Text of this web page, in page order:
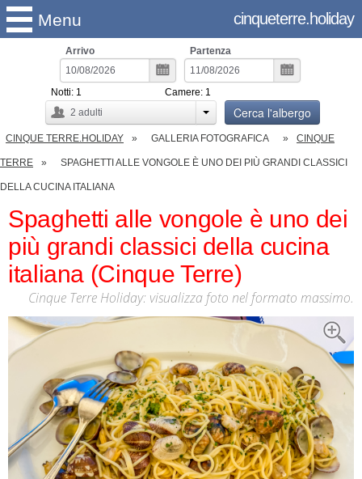
Menu cinqueterre.holiday
Arrivo Partenza
2 adulti
Notti: 1 Camere: 1
Cerca l'albergo
CINQUE TERRE.HOLIDAY GALLERIA FOTOGRAFICA CINQUE
TERRE SPAGHETTI ALLE VONGOLE È UNO DEI PIÙ GRANDI CLASSICI
DELLA CUCINA ITALIANA
Spaghetti alle vongole è uno dei
più grandi classici della cucina
italiana (Cinque Terre)
Cinque Terre Holiday: visualizza foto nel formato massimo.